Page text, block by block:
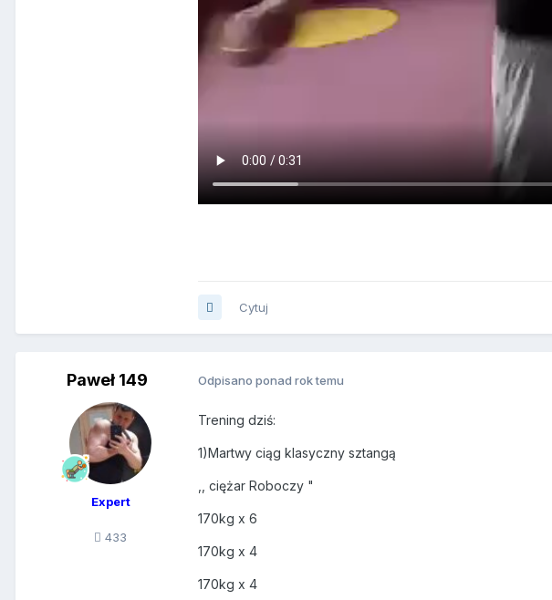
Cytuj
Paweł 149
Expert
433
Odpisano ponad rok temu
Trening dziś:
1)Martwy ciąg klasyczny sztangą
,, ciężar Roboczy "
170kg x 6
170kg x 4
170kg x 4